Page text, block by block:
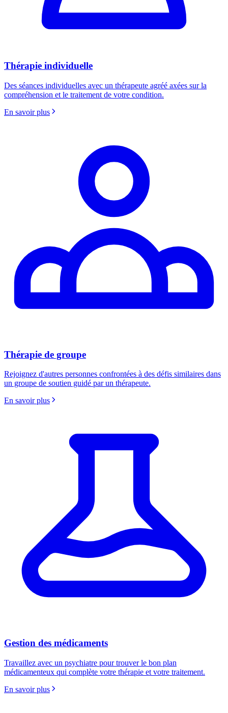
Thérapie individuelle
Des séances individuelles avec un thérapeute agréé axées sur la
compréhension et le traitement de votre condition.
En savoir plus
Thérapie de groupe
Rejoignez d'autres personnes confrontées à des défis similaires dans
un groupe de soutien guidé par un thérapeute.
En savoir plus
Gestion des médicaments
Travaillez avec un psychiatre pour trouver le bon plan
médicamenteux qui complète votre thérapie et votre traitement.
En savoir plus